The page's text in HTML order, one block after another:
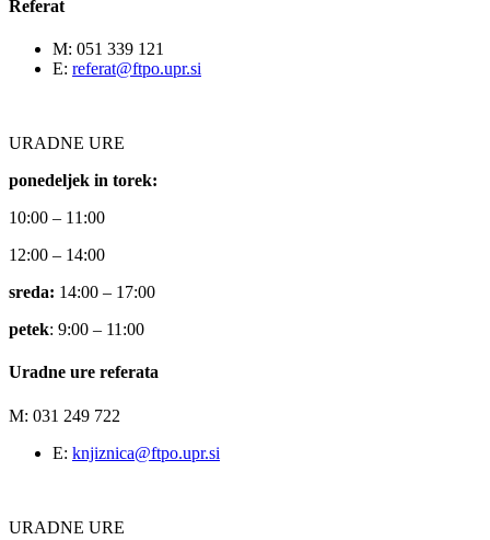
Referat
M: 051 339 121
E: referat@ftpo.upr.si
URADNE URE
ponedeljek in torek:
10:00 – 11:00
12:00 – 14:00
sreda: 14:00 – 17:00
petek: 9:00 – 11:00
Uradne ure referata
M: 031 249 722
E: knjiznica@ftpo.upr.si
URADNE URE